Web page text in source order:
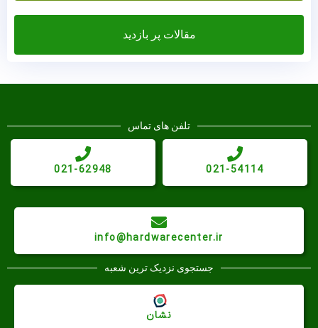
مقالات پر بازدید
تلفن های تماس
021-54114
021-62948
info@hardwarecenter.ir
جستجوی نزدیک ترین شعبه
نشان